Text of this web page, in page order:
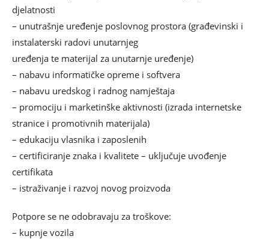
djelatnosti
– unutrašnje uređenje poslovnog prostora (građevinski i
instalaterski radovi unutarnjeg
uređenja te materijal za unutarnje uređenje)
– nabavu informatičke opreme i softvera
– nabavu uredskog i radnog namještaja
– promociju i marketinške aktivnosti (izrada internetske
stranice i promotivnih materijala)
– edukaciju vlasnika i zaposlenih
– certificiranje znaka i kvalitete – uključuje uvođenje
certifikata
– istraživanje i razvoj novog proizvoda
Potpore se ne odobravaju za troškove:
– kupnje vozila